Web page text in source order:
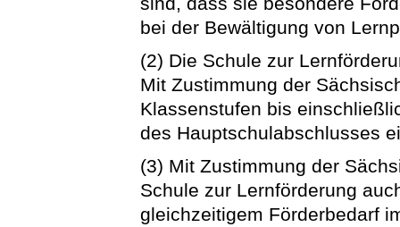
bei der Bewältigung von
(2) Die Schule zur
Mit Zustimmung der
Klassenstufen bis
des Hauptschulabschlusses
(3) Mit Zustimmung der
Schule zur Lernförderung
gleichzeitigem Förderbedarf